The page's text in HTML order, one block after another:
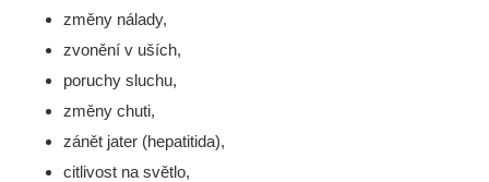
změny nálady,
zvonění v uších,
poruchy sluchu,
změny chuti,
zánět jater (hepatitida),
citlivost na světlo,